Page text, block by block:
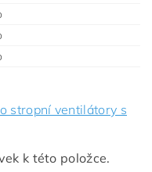
stropní ventilátory s
k této položce.